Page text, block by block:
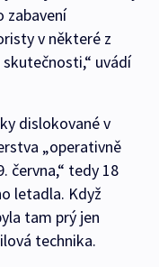
zabavení
v některé z
uvádí
dislokované v
„operativně
června,“ tedy 18
letadla. Když
tam prý jen
technika.